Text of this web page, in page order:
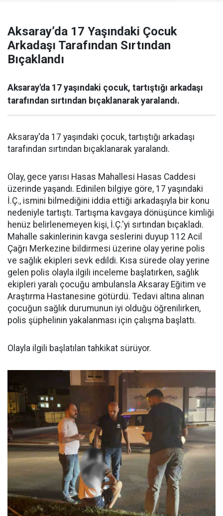
Aksaray’da 17 Yaşındaki Çocuk
Arkadaşı Tarafından Sırtından
Bıçaklandı
Aksaray'da 17 yaşındaki çocuk, tartıştığı arkadaşı
tarafından sırtından bıçaklanarak yaralandı.
Aksaray'da 17 yaşındaki çocuk, tartıştığı arkadaşı
tarafından sırtından bıçaklanarak yaralandı.
Olay, gece yarısı Hasas Mahallesi Hasas Caddesi
üzerinde yaşandı. Edinilen bilgiye göre, 17 yaşındaki
İ.Ç., ismini bilmediğini iddia ettiği arkadaşıyla bir konu
nedeniyle tartıştı. Tartışma kavgaya dönüşünce kimliği
henüz belirlenemeyen kişi, İ.Ç.'yi sırtından bıçakladı.
Mahalle sakinlerinin kavga seslerini duyup 112 Acil
Çağrı Merkezine bildirmesi üzerine olay yerine polis
ve sağlık ekipleri sevk edildi. Kısa sürede olay yerine
gelen polis olayla ilgili inceleme başlatırken, sağlık
ekipleri yaralı çocuğu ambulansla Aksaray Eğitim ve
Araştırma Hastanesine götürdü. Tedavi altına alınan
çocuğun sağlık durumunun iyi olduğu öğrenilirken,
polis şüphelinin yakalanması için çalışma başlattı.
Olayla ilgili başlatılan tahkikat sürüyor.